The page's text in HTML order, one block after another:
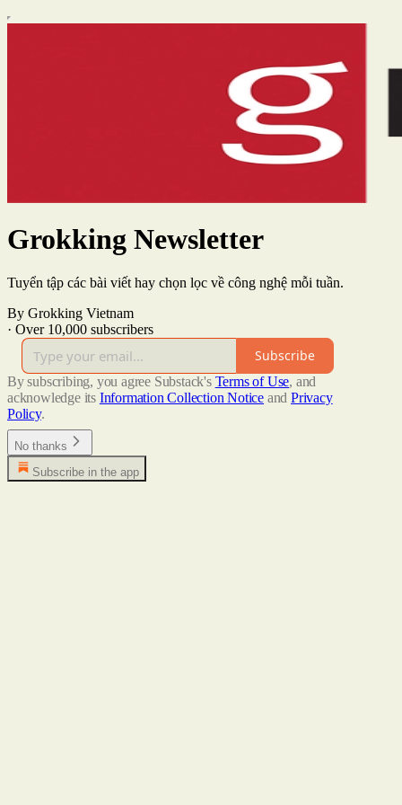
Grokking Newsletter
Tuyển tập các bài viết hay chọn lọc về công nghệ mỗi tuần.
By Grokking Vietnam
· Over 10,000 subscribers
Subscribe
By subscribing, you agree Substack's Terms of Use, and
acknowledge its Information Collection Notice and Privacy
Policy.
No thanks
Subscribe in the app